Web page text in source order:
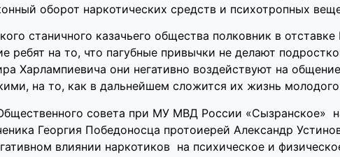
оборот наркотических средств и психотропных
станичного казачьего общества полковник в
ребят на то, что пагубные привычки не делают
Харлампиевича они негативно воздействуют на
на то, как в дальнейшем сложится их жизнь молодого
совета при МУ МВД России «Сызранское»
Георгия Победоносца протоиерей Александр
влиянии наркотиков на психическое и